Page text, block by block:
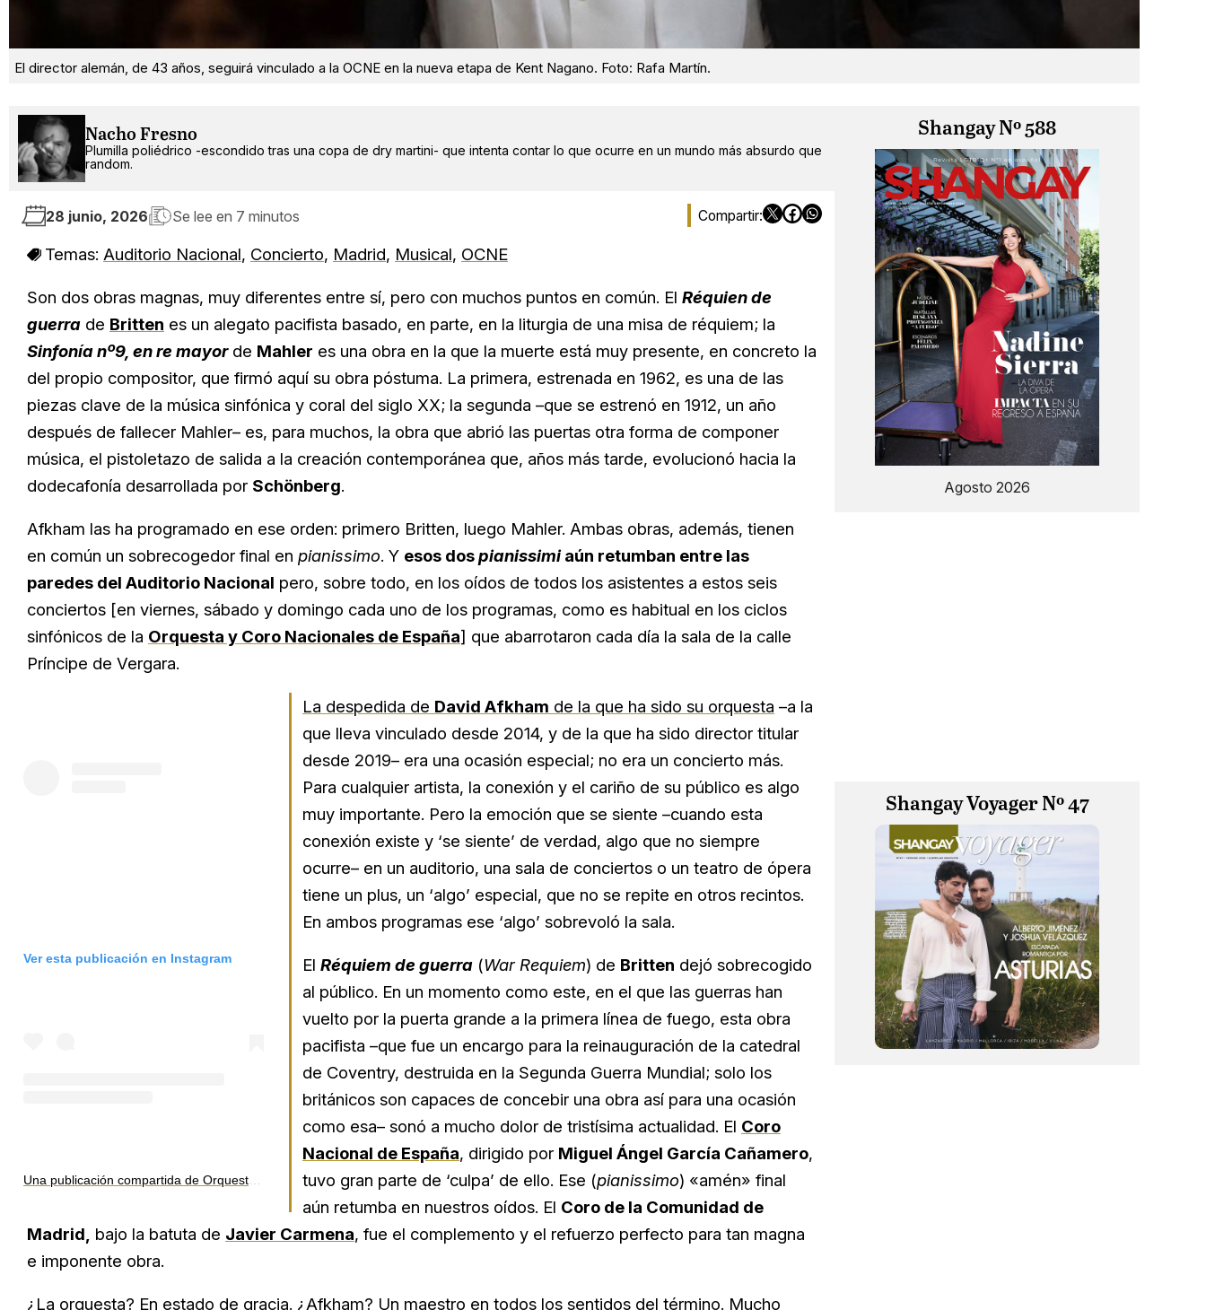
El director alemán, de 43 años, seguirá vinculado a la OCNE en la nueva etapa de Kent Nagano. Foto: Rafa Martín.
Nacho Fresno
Plumilla poliédrico -escondido tras una copa de dry martini- que intenta contar lo que ocurre en un mundo más absurdo que
random.
28 junio, 2026 Se lee en 7 minutos
Temas: Auditorio Nacional, Concierto, Madrid, Musical, OCNE
Son dos obras magnas, muy diferentes entre sí, pero con muchos puntos en común. El Réquien de
guerra de Britten es un alegato pacifista basado, en parte, en la liturgia de una misa de réquiem; la
Sinfonía nº9, en re mayorde Mahler es una obra en la que la muerte está muy presente, en concreto la
del propio compositor, que firmó aquí su obra póstuma. La primera, estrenada en 1962, es una de las
piezas clave de la música sinfónica y coral del siglo XX; la segunda –que se estrenó en 1912, un año
después de fallecer Mahler– es, para muchos, la obra que abrió las puertas otra forma de componer
música, el pistoletazo de salida a la creación contemporánea que, años más tarde, evolucionó hacia la
dodecafonía desarrollada por Schönberg.
Afkham las ha programado en ese orden: primero Britten, luego Mahler. Ambas obras, además, tienen
en común un sobrecogedor final en pianissimo. Y esos dospianissimiaún retumban entre las
paredes del Auditorio Nacional pero, sobre todo, en los oídos de todos los asistentes a estos seis
conciertos [en viernes, sábado y domingo cada uno de los programas, como es habitual en los ciclos
sinfónicos de la Orquesta y Coro Nacionales de España] que abarrotaron cada día la sala de la calle
Príncipe de Vergara.
Ver esta publicación en Instagram
La despedida de David Afkham de la que ha sido su orquesta –a la
que lleva vinculado desde 2014, y de la que ha sido director titular
desde 2019– era una ocasión especial; no era un concierto más.
Para cualquier artista, la conexión y el cariño de su público es algo
muy importante. Pero la emoción que se siente –cuando esta
conexión existe y ‘se siente’ de verdad, algo que no siempre
ocurre– en un auditorio, una sala de conciertos o un teatro de ópera
tiene un plus, un ‘algo’ especial, que no se repite en otros recintos.
En ambos programas ese ‘algo’ sobrevoló la sala.
El Réquiem de guerra (War Requiem) de Britten dejó sobrecogido
al público. En un momento como este, en el que las guerras han
vuelto por la puerta grande a la primera línea de fuego, esta obra
pacifista –que fue un encargo para la reinauguración de la catedral
de Coventry, destruida en la Segunda Guerra Mundial; solo los
británicos son capaces de concebir una obra así para una ocasión
como esa– sonó a mucho dolor de tristísima actualidad. El Coro
Nacional de España, dirigido por Miguel Ángel García Cañamero,
tuvo gran parte de ‘culpa’ de ello. Ese (pianissimo) «amén» final
aún retumba en nuestros oídos. El Coro de la Comunidad de
Madrid, bajo la batuta de Javier Carmena, fue el complemento y el refuerzo perfecto para tan magna
e imponente obra.
¿La orquesta? En estado de gracia. ¿Afkham? Un maestro en todos los sentidos del término. Mucho
Shangay Nº 588
Agosto 2026
Shangay Voyager Nº 47